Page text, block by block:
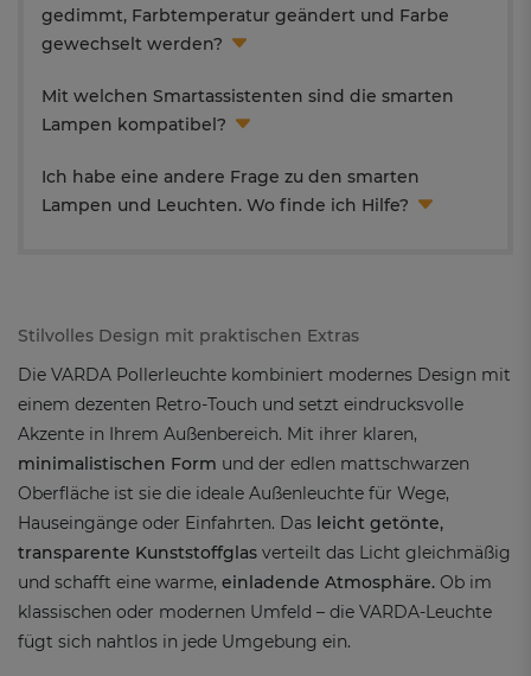
gedimmt, Farbtemperatur geändert und Farbe
gewechselt werden?
Mit welchen Smartassistenten sind die smarten
Lampen kompatibel?
Ich habe eine andere Frage zu den smarten
Lampen und Leuchten. Wo finde ich Hilfe?
Stilvolles Design mit praktischen Extras
Die VARDA Pollerleuchte kombiniert modernes Design mit
einem dezenten Retro-Touch und setzt eindrucksvolle
Akzente in Ihrem Außenbereich. Mit ihrer klaren,
minimalistischen Form und der edlen mattschwarzen
Oberfläche ist sie die ideale Außenleuchte für Wege,
Hauseingänge oder Einfahrten. Das leicht getönte,
transparente Kunststoffglas verteilt das Licht gleichmäßig
und schafft eine warme, einladende Atmosphäre. Ob im
klassischen oder modernen Umfeld – die VARDA-Leuchte
fügt sich nahtlos in jede Umgebung ein.